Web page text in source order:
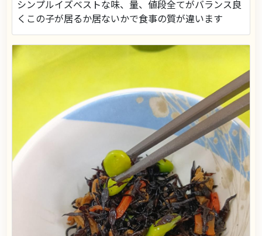
シンプルイズベストな味、量、値段全てがバランス良
くこの子が居るか居ないかで食事の質が違います